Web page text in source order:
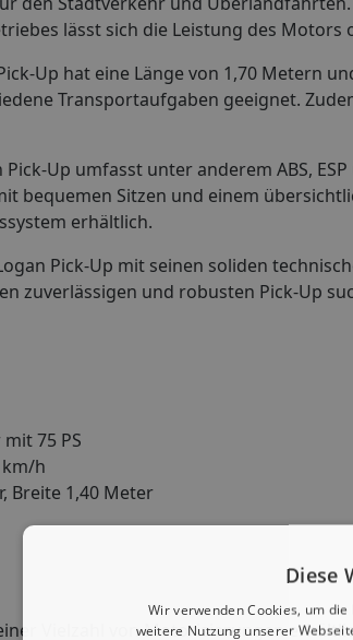
lässt sich die Leistung des Motors
Up hat eine Länge von 1,70 Metern
Transportaufgaben geeignet.
Up umfasst unter anderem ABS,
bequemen Sitzen und einem
erhältlich.
Pick-Up mit seinen soliden
zuverlässigen und robusten Pick-Up
75 PS
h
Breite 1,40 Meter
Vielzahl von Motorisierungen
Diese
Wir verwenden Cookies, um
weitere Nutzung unserer